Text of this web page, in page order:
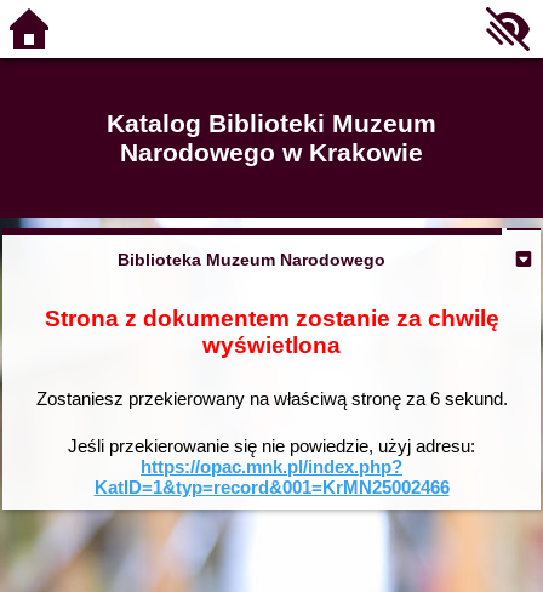
Katalog Biblioteki Muzeum
Narodowego w Krakowie
Biblioteka Muzeum Narodowego
Strona z dokumentem zostanie za chwilę
wyświetlona
Zostaniesz przekierowany na właściwą stronę za 6sekund.
Jeśli przekierowanie się nie powiedzie, użyj adresu:
https://opac.mnk.pl/index.php?
KatID=1&typ=record&001=KrMN25002466